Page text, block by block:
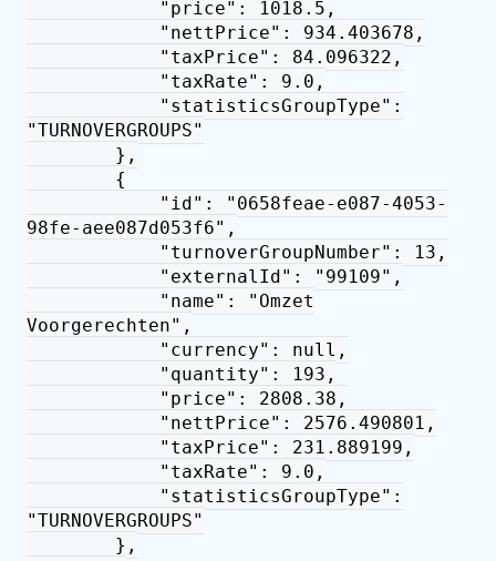
"price": 1018.5,
"nettPrice": 934.403678,
"taxPrice": 84.096322,
"taxRate": 9.0,
"statisticsGroupType":
"TURNOVERGROUPS"
},
{
"id": "0658feae-e087-4053-
98fe-aee087d053f6",
"turnoverGroupNumber": 13,
"externalId": "99109",
"name": "Omzet
Voorgerechten",
"currency": null,
"quantity": 193,
"price": 2808.38,
"nettPrice": 2576.490801,
"taxPrice": 231.889199,
"taxRate": 9.0,
"statisticsGroupType":
"TURNOVERGROUPS"
},